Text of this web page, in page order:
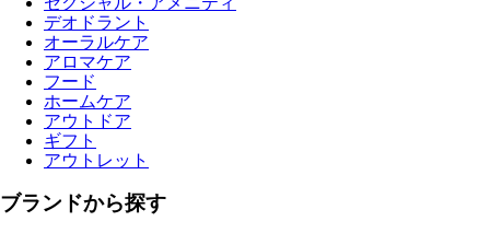
デオドラント
オーラルケア
アロマケア
フード
ホームケア
アウトドア
ギフト
アウトレット
ブランドから探す